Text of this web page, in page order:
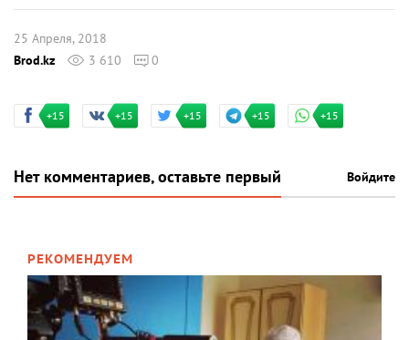
25 Апреля, 2018
Brod.kz
3 610 0
+15 +15 +15 +15 +15
Нет комментариев, оставьте первый Войдите
РЕКОМЕНДУЕМ